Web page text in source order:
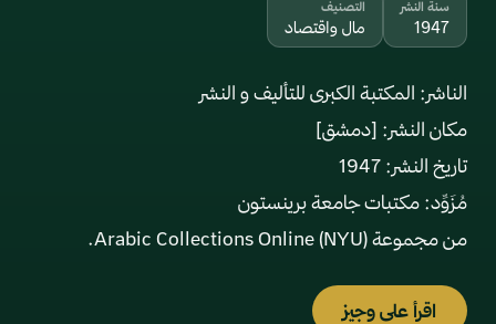
سنة النشر
1947
التصنيف
مال واقتصاد
من مجموعة Arabic Collections Online (NYU).
اقرأ على وجيز